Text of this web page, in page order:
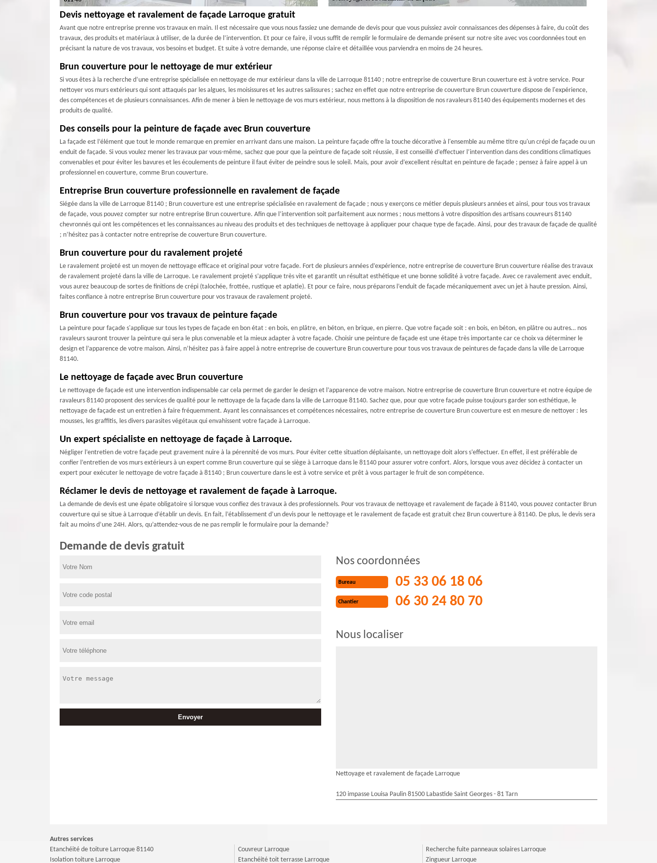
Devis nettoyage et ravalement de façade Larroque gratuit
Avant que notre entreprise prenne vos travaux en main. Il est nécessaire que vous nous fassiez une demande de devis pour que vous puissiez avoir connaissances des dépenses à faire, du coût des
travaux, des produits et matériaux à utiliser, de la durée de l’intervention. Et pour ce faire, il vous suffit de remplir le formulaire de demande présent sur notre site avec vos coordonnées tout en
précisant la nature de vos travaux, vos besoins et budget. Et suite à votre demande, une réponse claire et détaillée vous parviendra en moins de 24 heures.
Brun couverture pour le nettoyage de mur extérieur
Si vous êtes à la recherche d’une entreprise spécialisée en nettoyage de mur extérieur dans la ville de Larroque 81140 ; notre entreprise de couverture Brun couverture est à votre service. Pour
nettoyer vos murs extérieurs qui sont attaqués par les algues, les moisissures et les autres salissures ; sachez en effet que notre entreprise de couverture Brun couverture dispose de l'expérience,
des compétences et de plusieurs connaissances. Afin de mener à bien le nettoyage de vos murs extérieur, nous mettons à la disposition de nos ravaleurs 81140 des équipements modernes et des
produits de qualité.
Des conseils pour la peinture de façade avec Brun couverture
La façade est l’élément que tout le monde remarque en premier en arrivant dans une maison. La peinture façade offre la touche décorative à l'ensemble au même titre qu'un crépi de façade ou un
enduit de façade. Si vous voulez mener les travaux par vous-même, sachez que pour que la peinture de façade soit réussie, il est conseillé d’effectuer l’intervention dans des conditions climatiques
convenables et pour éviter les bavures et les écoulements de peinture il faut éviter de peindre sous le soleil. Mais, pour avoir d’excellent résultat en peinture de façade ; pensez à faire appel à un
professionnel en couverture, comme Brun couverture.
Entreprise Brun couverture professionnelle en ravalement de façade
Siégée dans la ville de Larroque 81140 ; Brun couverture est une entreprise spécialisée en ravalement de façade ; nous y exerçons ce métier depuis plusieurs années et ainsi, pour tous vos travaux
de façade, vous pouvez compter sur notre entreprise Brun couverture. Afin que l’intervention soit parfaitement aux normes ; nous mettons à votre disposition des artisans couvreurs 81140
chevronnés qui ont les compétences et les connaissances au niveau des produits et des techniques de nettoyage à appliquer pour chaque type de façade. Ainsi, pour des travaux de façade de qualité
; n’hésitez pas à contacter notre entreprise de couverture Brun couverture.
Brun couverture pour du ravalement projeté
Le ravalement projeté est un moyen de nettoyage efficace et original pour votre façade. Fort de plusieurs années d’expérience, notre entreprise de couverture Brun couverture réalise des travaux
de ravalement projeté dans la ville de Larroque. Le ravalement projeté s’applique très vite et garantit un résultat esthétique et une bonne solidité à votre façade. Avec ce ravalement avec enduit,
vous aurez beaucoup de sortes de finitions de crépi (talochée, frottée, rustique et aplatie). Et pour ce faire, nous préparons l’enduit de façade mécaniquement avec un jet à haute pression. Ainsi,
faites confiance à notre entreprise Brun couverture pour vos travaux de ravalement projeté.
Brun couverture pour vos travaux de peinture façade
La peinture pour façade s'applique sur tous les types de façade en bon état : en bois, en plâtre, en béton, en brique, en pierre. Que votre façade soit : en bois, en béton, en plâtre ou autres… nos
ravaleurs sauront trouver la peinture qui sera le plus convenable et la mieux adapter à votre façade. Choisir une peinture de façade est une étape très importante car ce choix va déterminer le
design et l’apparence de votre maison. Ainsi, n’hésitez pas à faire appel à notre entreprise de couverture Brun couverture pour tous vos travaux de peintures de façade dans la ville de Larroque
81140.
Le nettoyage de façade avec Brun couverture
Le nettoyage de façade est une intervention indispensable car cela permet de garder le design et l’apparence de votre maison. Notre entreprise de couverture Brun couverture et notre équipe de
ravaleurs 81140 proposent des services de qualité pour le nettoyage de la façade dans la ville de Larroque 81140. Sachez que, pour que votre façade puisse toujours garder son esthétique, le
nettoyage de façade est un entretien à faire fréquemment. Ayant les connaissances et compétences nécessaires, notre entreprise de couverture Brun couverture est en mesure de nettoyer : les
mousses, les graffitis, les divers parasites végétaux qui envahissent votre façade à Larroque.
Un expert spécialiste en nettoyage de façade à Larroque.
Négliger l’entretien de votre façade peut gravement nuire à la pérennité de vos murs. Pour éviter cette situation déplaisante, un nettoyage doit alors s’effectuer. En effet, il est préférable de
confier l’entretien de vos murs extérieurs à un expert comme Brun couverture qui se siège à Larroque dans le 81140 pour assurer votre confort. Alors, lorsque vous avez décidez à contacter un
expert pour exécuter le nettoyage de votre façade à 81140 ; Brun couverture dans le est à votre service et prêt à vous partager le fruit de son compétence.
Réclamer le devis de nettoyage et ravalement de façade à Larroque.
La demande de devis est une épate obligatoire si lorsque vous confiez des travaux à des professionnels. Pour vos travaux de nettoyage et ravalement de façade à 81140, vous pouvez contacter Brun
couverture qui se situe à Larroque d’établir un devis. En fait, l’établissement d’un devis pour le nettoyage et le ravalement de façade est gratuit chez Brun couverture à 81140. De plus, le devis sera
fait au moins d’une 24H. Alors, qu’attendez-vous de ne pas remplir le formulaire pour la demande?
Demande de devis gratuit
Nos coordonnées
Bureau 05 33 06 18 06
Chantier 06 30 24 80 70
Nous localiser
Nettoyage et ravalement de façade Larroque
120 impasse Louisa Paulin 81500 Labastide Saint Georges - 81 Tarn
Autres services
Etanchéité de toiture Larroque 81140
Isolation toiture Larroque
Couvreur Larroque
Etanchéité toit terrasse Larroque
Recherche fuite panneaux solaires Larroque
Zingueur Larroque